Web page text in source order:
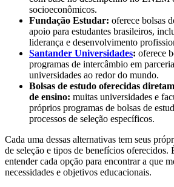
socioeconômicos.
Fundação Estudar: oferece bolsas
apoio para estudantes brasileiros,
liderança e desenvolvimento
Santander Universidades: oferece
programas de intercâmbio em
universidades ao redor do mundo.
Bolsas de estudo oferecidas
de ensino: muitas universidades e
próprios programas de bolsas de
processos de seleção específicos.
Cada uma dessas alternativas tem seus
de seleção e tipos de benefícios oferecidos.
entender cada opção para encontrar a que
necessidades e objetivos educacionais.